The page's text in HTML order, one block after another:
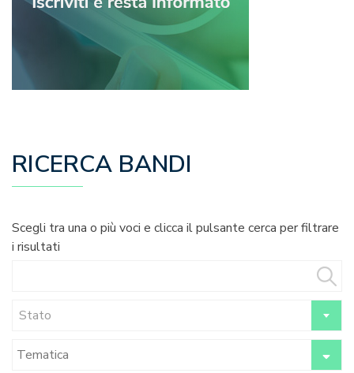
RICERCA BANDI
Scegli tra una o più voci e clicca il pulsante cerca per filtrare
i risultati
Stato